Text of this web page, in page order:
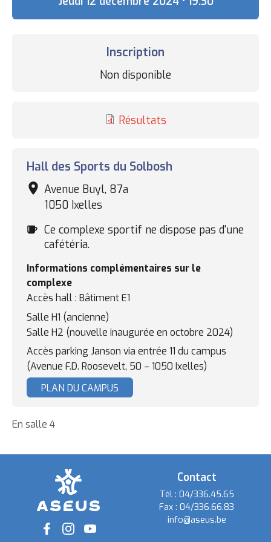
Complexe
sportif
Hall des Sports du Solbosh
Avenue Buyl, 87a
1050 Ixelles
Cafétéria
Ce complexe sportif ne dispose pas d'une
cafétéria.
Informations complémentaires sur le
complexe
Accès hall : Bâtiment E1
Salle H1 (ancienne)
Salle H2 (nouvelle inaugurée en octobre 2024)
Accès parking Janson via entrée 11 du campus
(Avenue F.D. Roosevelt, 50 – 1050 Ixelles)
PLAN DU CAMPUS
En salle 4
Inscription
Non disponible
Résultats
Contact
Tél : 04/336.45.65
Fax :04/336.66.83
info@aseus.be